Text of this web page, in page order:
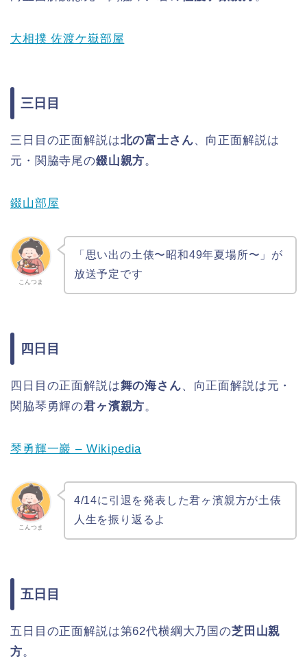
大相撲 佐渡ケ嶽部屋
三日目
三日目の正面解説は北の富士さん、向正面解説は
元・関脇寺尾の錣山親方。
錣山部屋
こんつま
「思い出の土俵〜昭和49年夏場所〜」が
放送予定です
四日目
四日目の正面解説は舞の海さん、向正面解説は元・
関脇琴勇輝の君ヶ濱親方。
琴勇輝一巖 – Wikipedia
こんつま
4/14に引退を発表した君ヶ濱親方が土俵
人生を振り返るよ
五日目
五日目の正面解説は第62代横綱大乃国の芝田山親
方。